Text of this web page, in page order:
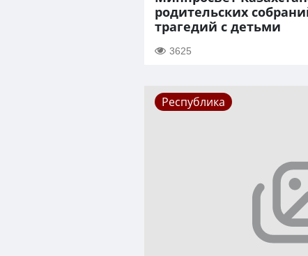
родительских
трагедий с детьми
3625
Республика